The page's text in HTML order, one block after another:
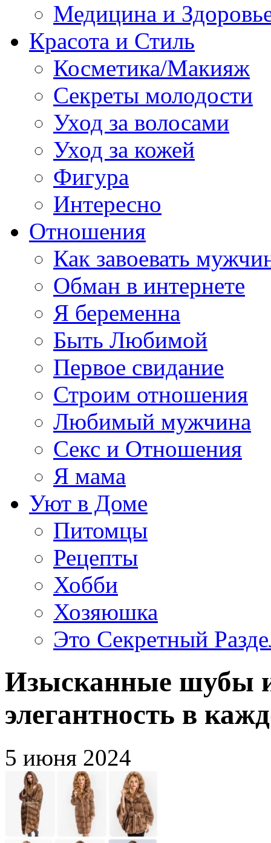
Медицина и
Красота и Стиль
Косметика/Макияж
Секреты молодости
Уход за волосами
Уход за кожей
Фигура
Интересно
Отношения
Как завоевать
Обман в интернете
Я беременна
Быть Любимой
Первое свидание
Строим отношения
Любимый мужчина
Секс и Отношения
Я мама
Уют в Доме
Питомцы
Рецепты
Хобби
Хозяюшка
Это Секретный
Изысканные шубы
элегантность в
5 июня 2024